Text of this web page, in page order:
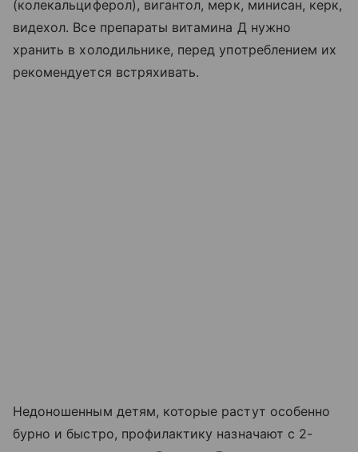
(колекальциферол), вигантол, мерк, минисан, керк,
видехол. Все препараты витамина Д нужно
хранить в холодильнике, перед употреблением их
рекомендуется встряхивать.
Недоношенным детям, которые растут особенно
бурно и быстро, профилактику назначают с 2-